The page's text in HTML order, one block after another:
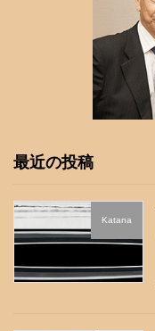
最近の投稿
Katana